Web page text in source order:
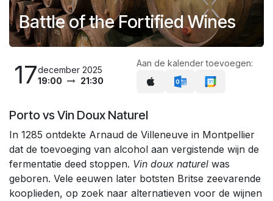
Battle of the Fortified Wines
17december 2025
19:00
21:30
Aan de kalender toevoegen:
Porto vs Vin Doux Naturel
In 1285 ontdekte Arnaud de Villeneuve in Montpellier
dat de toevoeging van alcohol aan vergistende wijn de
fermentatie deed stoppen. Vin doux naturel was
geboren. Vele eeuwen later botsten Britse zeevarende
kooplieden, op zoek naar alternatieven voor de wijnen